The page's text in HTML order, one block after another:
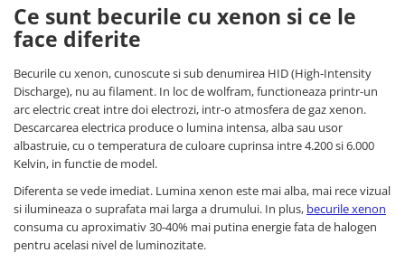
Ce sunt becurile cu xenon si ce le
face diferite
Becurile cu xenon, cunoscute si sub denumirea HID (High-Intensity
Discharge), nu au filament. In loc de wolfram, functioneaza printr-un
arc electric creat intre doi electrozi, intr-o atmosfera de gaz xenon.
Descarcarea electrica produce o lumina intensa, alba sau usor
albastruie, cu o temperatura de culoare cuprinsa intre 4.200 si 6.000
Kelvin, in functie de model.
Diferenta se vede imediat. Lumina xenon este mai alba, mai rece vizual
si ilumineaza o suprafata mai larga a drumului. In plus, becurile xenon
consuma cu aproximativ 30-40% mai putina energie fata de halogen
pentru acelasi nivel de luminozitate.